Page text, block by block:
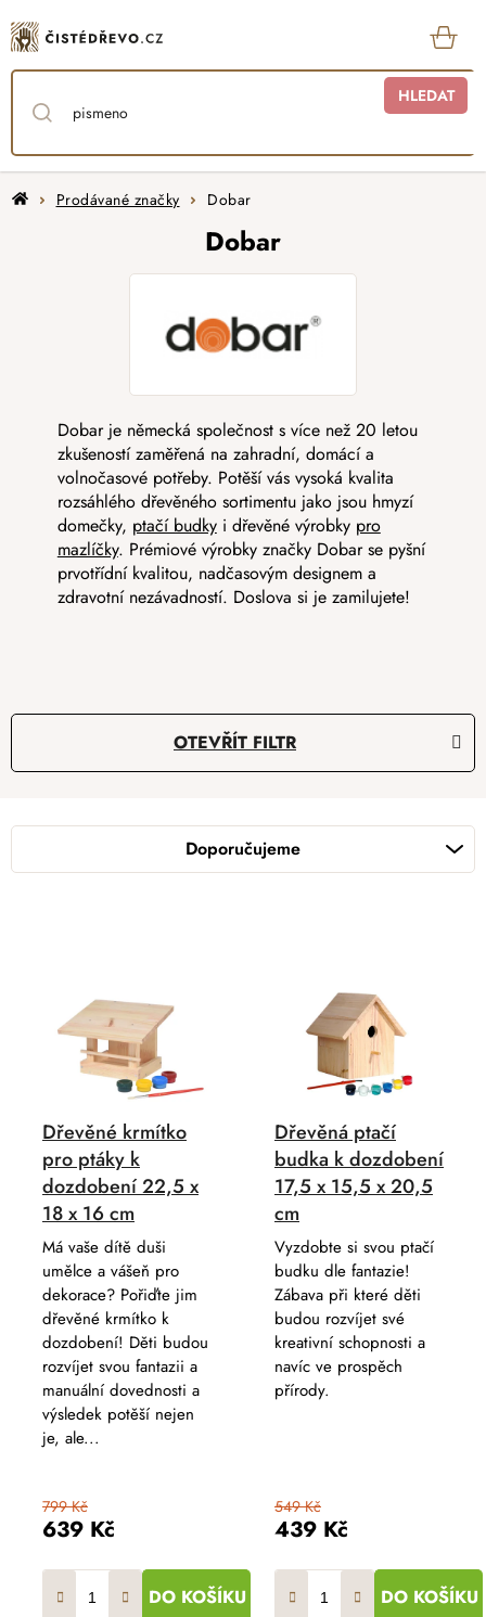
na
obsah
HLEDAT
DomůProdávané značky Dobar
Dobar
Dobar je německá společnost s více než 20 letou
zkušeností zaměřená na zahradní, domácí a
volnočasové potřeby. Potěší vás vysoká kvalita
rozsáhlého dřevěného sortimentu jako jsou hmyzí
domečky, ptačí budkyi dřevěné výrobky pro
mazlíčky. Prémiové výrobky značky Dobar se pyšní
prvotřídní kvalitou, nadčasovým designem a
zdravotní nezávadností. Doslova si je zamilujete!
OTEVŘÍT FILTR
a
z Doporučujeme
Dřevěné krmítko
pro ptáky k
dozdobení 22,5 x
18 x 16 cm
639 Kč
799 Kč
DO KOŠÍKU
Má vaše dítě duši
umělce a vášeň pro
dekorace? Pořiďte jim
dřevěné krmítko k
dozdobení! Děti budou
rozvíjet svou fantazii a
manuální dovednosti a
výsledek potěší nejen
je, ale...
Dřevěná ptačí
budka k dozdobení
17,5 x 15,5 x 20,5
cm
439 Kč
549 Kč
DO KOŠÍKU
Vyzdobte si svou ptačí
budku dle fantazie!
Zábava při které děti
budou rozvíjet své
kreativní schopnosti a
navíc ve prospěch
přírody.